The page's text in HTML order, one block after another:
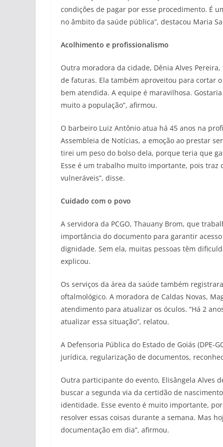
condições de pagar por esse procedimento. É
no âmbito da saúde pública”, destacou Maria
Acolhimento e profissionalismo
Outra moradora da cidade, Dênia Alves
de faturas. Ela também aproveitou para cortar
bem atendida. A equipe é maravilhosa.
muito a população”, afirmou.
O barbeiro Luiz Antônio atua há 45 anos na
Assembleia de Notícias, a emoção ao prestar
tirei um peso do bolso dela, porque teria que
Esse é um trabalho muito importante, pois traz
vulneráveis”, disse.
Cuidado com o povo
A servidora da PCGO, Thauany Brom, que
importância do documento para garantir
dignidade. Sem ela, muitas pessoas têm
explicou.
Os serviços da área da saúde também
oftalmológico. A moradora de Caldas Novas,
atendimento para atualizar os óculos. “Há 2
atualizar essa situação”, relatou.
A Defensoria Pública do Estado de Goiás
jurídica, regularização de documentos,
Outra participante do evento, Elisângela Alves
buscar a segunda via da certidão de
identidade. Esse evento é muito importante,
resolver essas coisas durante a semana. Mas
documentação em dia”, afirmou.